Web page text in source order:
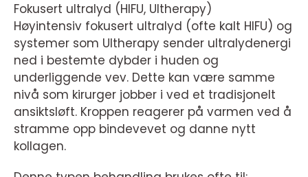
Fokusert ultralyd (HIFU, Ultherapy)
Høyintensiv fokusert ultralyd (ofte kalt HIFU) og
systemer som Ultherapy sender ultralydenergi
ned i bestemte dybder i huden og
underliggende vev. Dette kan være samme
nivå som kirurger jobber i ved et tradisjonelt
ansiktsløft. Kroppen reagerer på varmen ved å
stramme opp bindevevet og danne nytt
kollagen.